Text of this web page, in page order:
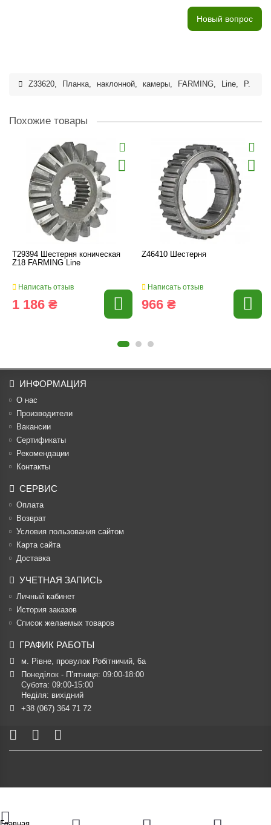
Новый вопрос
Z33620, Планка, наклонной, камеры, FARMING, Line, P.
Похожие товары
T29394 Шестерня коническая
Z18 FARMING Line
Написать отзыв
1 186 ₴
Z46410 Шестерня
Написать отзыв
966 ₴
ИНФОРМАЦИЯ
О нас
Производители
Вакансии
Cертификаты
Рекомендации
Контакты
СЕРВИС
Оплата
Возврат
Условия пользования сайтом
Карта сайта
Доставка
УЧЕТНАЯ ЗАПИСЬ
Личный кабинет
История заказов
Список желаемых товаров
ГРАФИК РАБОТЫ
м. Рівне, провулок Робітничий, 6а
Понеділок - П’ятниця: 09:00-18:00
Субота: 09:00-15:00
Неділя: вихідний
+38 (067) 364 71 72